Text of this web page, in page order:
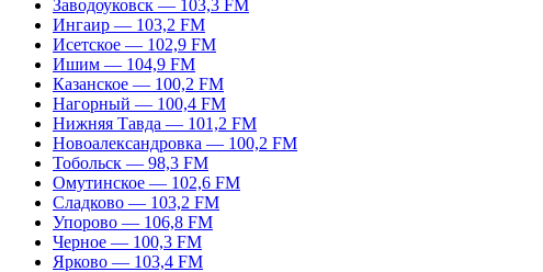
Заводоуковск — 103,3 FM
Ингаир — 103,2 FM
Исетское — 102,9 FM
Ишим — 104,9 FM
Казанское — 100,2 FM
Нагорный — 100,4 FM
Нижняя Тавда — 101,2 FM
Новоалександровка — 100,2 FM
Тобольск — 98,3 FM
Омутинское — 102,6 FM
Сладково — 103,2 FM
Упорово — 106,8 FM
Черное — 100,3 FM
Ярково — 103,4 FM